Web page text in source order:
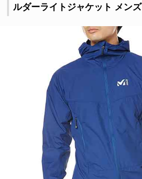
ルダーライトジャケット メンズ